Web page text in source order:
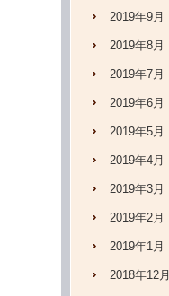
2019年9月
2019年8月
2019年7月
2019年6月
2019年5月
2019年4月
2019年3月
2019年2月
2019年1月
2018年12月